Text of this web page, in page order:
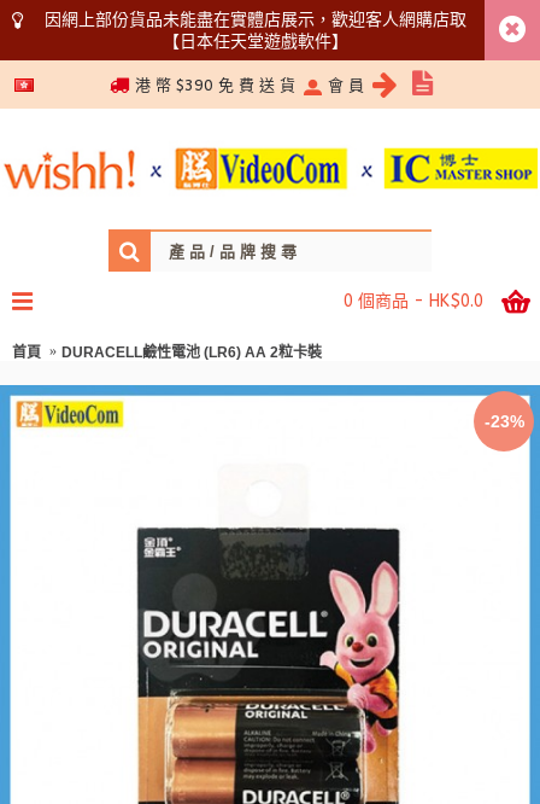
因網上部份貨品未能盡在實體店展示，歡迎客人網購店取
【日本任天堂遊戲軟件】
5366 1340
港 幣 $390 免 費 送 貨 會 員
0 個商品 - HK$0.0
首頁 DURACELL鹼性電池 (LR6) AA 2粒卡裝
-23%